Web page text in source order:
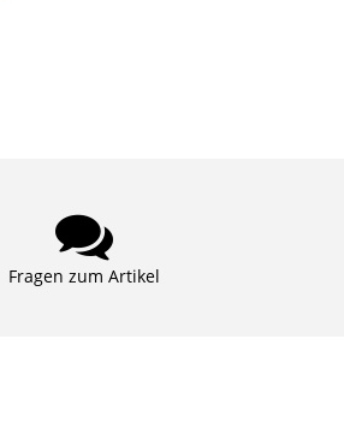
Fragen zum Artikel